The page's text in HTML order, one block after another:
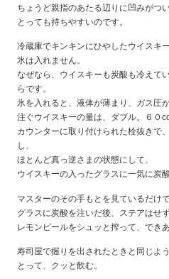
ちょうど親指のあたる辺りに凹みがつい
とっても持ちやすいのです。
冷蔵庫でキンキンにひやしたウイスキ
氷は入れません。
なぜなら、ウイスキーも炭酸も冷えて
らです。
氷を入れると、液体が薄まり、ガス圧
注ぐウイスキーの量は、ダブル。６０cc
カウンターに取り付けられた栓抜きで
し、
ほとんど真っ逆さまの状態にして、
ウイスキーの入ったグラスに一気に炭
マスターのその手もとを見ているだけ
グラスに炭酸を注いだ後、ステアはせず
レモンピールをシュッと搾って、できあ
寿司屋で握りを出されたときと同じよ
とって、クッと飲む。